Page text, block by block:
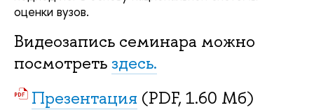
оценки вузов.
Видеозапись семинара можно
посмотретьздесь.
Презентация (PDF, 1.60 Мб)